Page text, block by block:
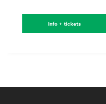
Info + tickets